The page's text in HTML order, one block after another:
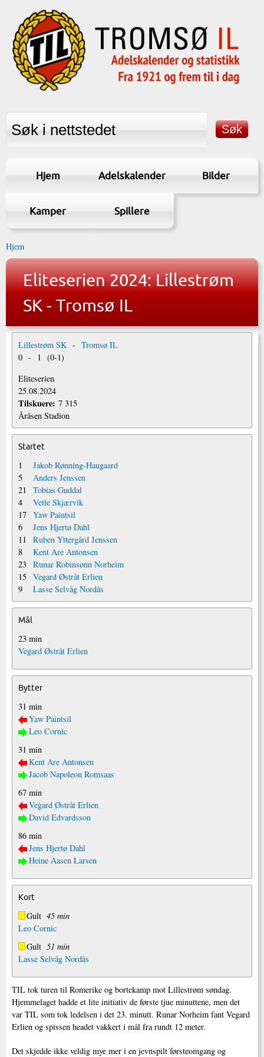
Hjem Adelskalender Bilder
Kamper Spillere
Hjem
Eliteserien 2024: Lillestrøm
SK - Tromsø IL
Lillestrøm SK - Tromsø IL
0 - 1 (0-1)
Eliteserien
25.08.2024
Tilskuere: 7 315
Åråsen Stadion
Startet
1
Jakob Rønning-Haugaard
5
Anders Jenssen
21
Tobias Guddal
4
Vetle Skjærvik
17 Yaw Paintsil
6
Jens Hjertø Dahl
11
Ruben Yttergård Jenssen
8
Kent Are Antonsen
23 Runar Robinsønn Norheim
15 Vegard Østråt Erlien
9
Lasse Selvåg Nordås
Mål
23 min
Vegard Østråt Erlien
Bytter
31 min
Yaw Paintsil
Leo Cornic
31 min
Kent Are Antonsen
Jacob Napoleon Romsaas
67 min
Vegard Østråt Erlien
David Edvardsson
86 min
Jens Hjertø Dahl
Heine Aasen Larsen
Kort
Gult 45 min
Leo Cornic
Gult 51 min
Lasse Selvåg Nordås
TIL tok turen til Romerike og bortekamp mot Lillestrøm søndag.
Hjemmelaget hadde et lite initiativ de første tjue minuttene, men det
var TIL som tok ledelsen i det 23. minutt. Runar Norheim fant Vegard
Erlien og spissen headet vakkert i mål fra rundt 12 meter.
Det skjedde ikke veldig mye mer i en jevnspilt førsteomgang og